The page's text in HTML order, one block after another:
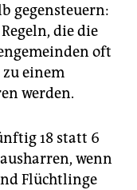
gegensteuern:
die die
oft
einem
werden.
18 statt 6
wenn
Flüchtlinge